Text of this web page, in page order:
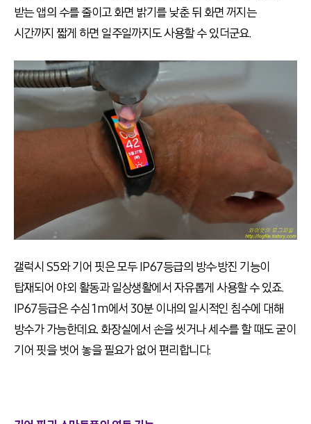
받는 앱의 수를 줄이고 화면 밝기를 낮춘 뒤 화면 꺼지는
시간까지 짧게 하면 일주일까지도 사용할 수 있더군요.
갤럭시 S5와 기어 핏은 모두 IP67등급의 방수·방진 기능이
탑재되어 야외 활동과 일상생활에서 자유롭게 사용할 수 있죠.
IP67등급은 수심 1m에서 30분 이내의 일시적인 침수에 대해
방수가 가능한데요. 화장실에서 손을 씻거나 세수를 할 때도 굳이
기어 핏을 벗어 놓을 필요가 없어 편리합니다.